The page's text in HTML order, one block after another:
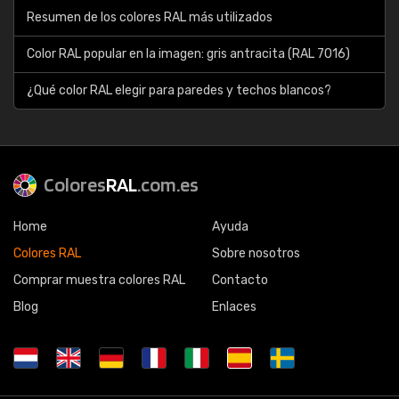
Resumen de los colores RAL más utilizados
Color RAL popular en la imagen: gris antracita (RAL 7016)
¿Qué color RAL elegir para paredes y techos blancos?
ColoresRAL.com.es
Home
Colores RAL
Comprar muestra colores RAL
Blog
Ayuda
Sobre nosotros
Contacto
Enlaces